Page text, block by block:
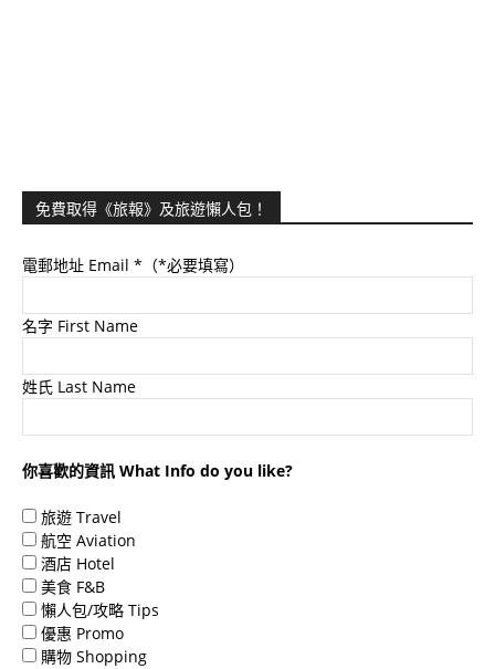
免費取得《旅報》及旅遊懶人包！
電郵地址 Email *（*必要填寫）
名字 First Name
姓氏 Last Name
你喜歡的資訊 What Info do you like?
旅遊 Travel
航空 Aviation
酒店 Hotel
美食 F&B
懶人包/攻略 Tips
優惠 Promo
購物 Shopping